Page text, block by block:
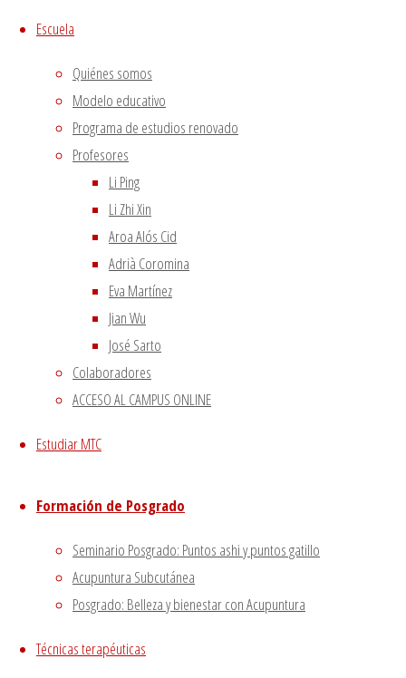
Escuela
Quiénes somos
Modelo educativo
Programa de estudios renovado
Profesores
Li Ping
Li Zhi Xin
Aroa Alós Cid
Adrià Coromina
Eva Martínez
Jian Wu
José Sarto
Colaboradores
ACCESO AL CAMPUS ONLINE
Estudiar MTC
Formación de Posgrado
Seminario Posgrado: Puntos ashi y puntos gatillo
Acupuntura Subcutánea
Posgrado: Belleza y bienestar con Acupuntura
Técnicas terapéuticas
Dietética, Nutrición y Medicina china
El viento precede a todas las enfermedades de origen
externo7 agosto, 2020
Tipología del elemento Metal
Escuela de acupuntura y medicina tradicional china
Aviso Legal|
Política de privacidad
Volver arriba
TwitterInstagramFacebookYoutube
y de terceros para proporcionarte una mejor experiencia
Si haces click asumiremos que aceptas su utilización.
Privacy Overview